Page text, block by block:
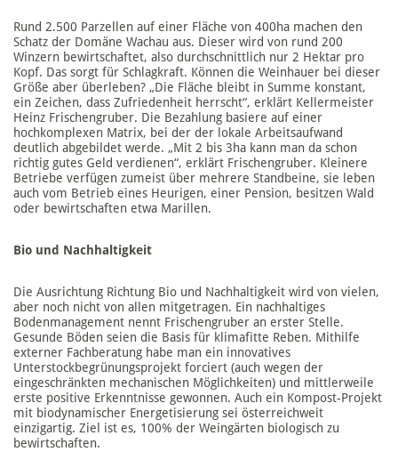
Rund 2.500 Parzellen auf einer Fläche von 400ha machen den
Schatz der Domäne Wachau aus. Dieser wird von rund 200
Winzern bewirtschaftet, also durchschnittlich nur 2 Hektar pro
Kopf. Das sorgt für Schlagkraft. Können die Weinhauer bei dieser
Größe aber überleben? „Die Fläche bleibt in Summe konstant,
ein Zeichen, dass Zufriedenheit herrscht“, erklärt Kellermeister
Heinz Frischengruber. Die Bezahlung basiere auf einer
hochkomplexen Matrix, bei der der lokale Arbeitsaufwand
deutlich abgebildet werde. „Mit 2 bis 3ha kann man da schon
richtig gutes Geld verdienen“, erklärt Frischengruber. Kleinere
Betriebe verfügen zumeist über mehrere Standbeine, sie leben
auch vom Betrieb eines Heurigen, einer Pension, besitzen Wald
oder bewirtschaften etwa Marillen.
Bio und Nachhaltigkeit
Die Ausrichtung Richtung Bio und Nachhaltigkeit wird von vielen,
aber noch nicht von allen mitgetragen. Ein nachhaltiges
Bodenmanagement nennt Frischengruber an erster Stelle.
Gesunde Böden seien die Basis für klimafitte Reben. Mithilfe
externer Fachberatung habe man ein innovatives
Unterstockbegrünungsprojekt forciert (auch wegen der
eingeschränkten mechanischen Möglichkeiten) und mittlerweile
erste positive Erkenntnisse gewonnen. Auch ein Kompost-Projekt
mit biodynamischer Energetisierung sei österreichweit
einzigartig. Ziel ist es, 100% der Weingärten biologisch zu
bewirtschaften.